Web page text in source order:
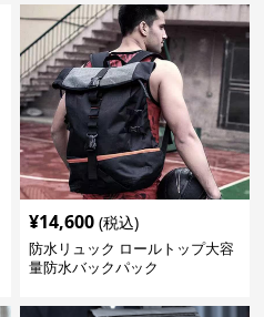
¥14,600 (税込)
防水リュック ロールトップ大容
量防水バックパック